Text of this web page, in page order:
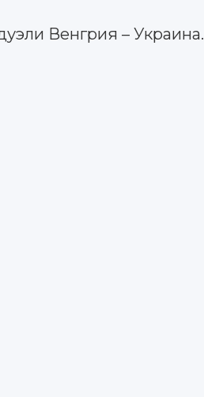
Венгрия – Украина.